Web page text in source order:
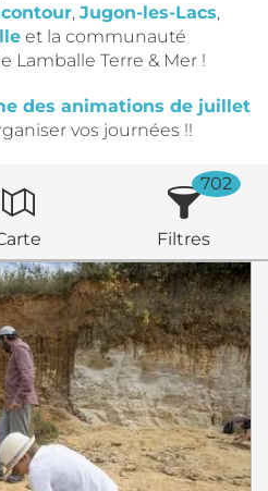
, Jugon-les-Lacs,
et la communauté
Lamballe Terre & Mer !
des animations de juillet
vos journées !!
Filtres
702